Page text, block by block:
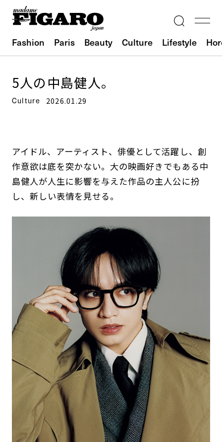
Fashion Paris Beauty Culture Lifestyle
5人の中島健人。
Culture 2026.01.29
アイドル、アーティスト、俳優として活躍し、創
作意欲は底を突かない。大の映画好きでもある中
島健人が人生に影響を与えた作品の主人公に扮
し、新しい表情を見せる。